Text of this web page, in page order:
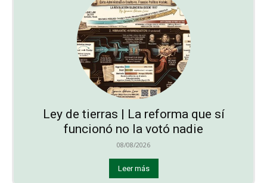
Ley de tierras | La reforma que sí
funcionó no la votó nadie
08/08/2026
Leer más